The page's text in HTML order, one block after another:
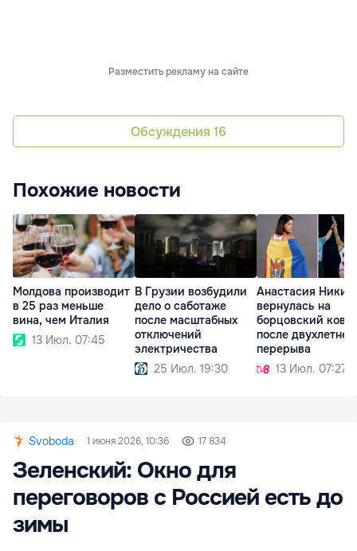
Разместить рекламу на сайте
Обсуждения 16
Похожие новости
Молдова производит
в 25 раз меньше
вина, чем Италия
13 Июл. 07:45
В Грузии возбудили
дело о саботаже
после масштабных
отключений
электричества
25 Июл. 19:30
Анастасия
вернулась на
борцовский
после
перерыва
13 Июл. 07:27
Svoboda 1 июня 2026, 10:36 17 834
Зеленский: Окно для
переговоров с Россией есть до
зимы